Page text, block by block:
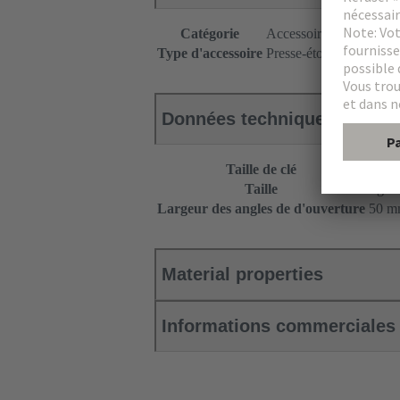
Catégorie
Accessoires
Type d'accessoire Presse-étoupe
Données techniques
Taille de clé
Taille
Largeur des angles de d'ouverture 50
Material properties
Informations commerciales